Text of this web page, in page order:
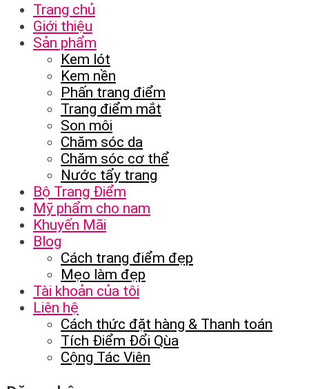
Trang chủ
Giới thiệu
Sản phẩm
Kem lót
Kem nền
Phấn trang điểm
Trang điểm mắt
Son môi
Chăm sóc da
Chăm sóc cơ thể
Nước tẩy trang
Bộ Trang Điểm
Mỹ phẩm cho nam
Khuyến Mãi
Blog
Cách trang điểm đẹp
Mẹo làm đẹp
Tài khoản của tôi
Liên hệ
Cách thức đặt hàng & Thanh toán
Tích Điểm Đổi Qùa
Cộng Tác Viên